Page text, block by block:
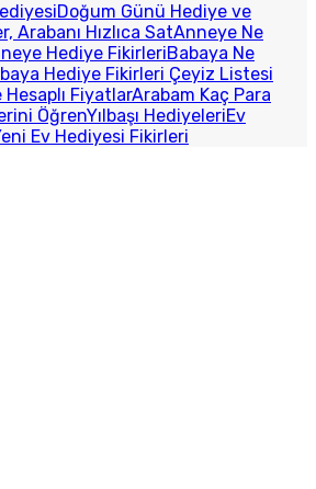
Doğum Günü Hediye ve
Arabanı Hızlıca SatAnneye Ne
Hediye FikirleriBabaya Ne
Hediye Fikirleri Çeyiz Listesi
FiyatlarArabam Kaç Para
ÖğrenYılbaşı HediyeleriEv
Ev Hediyesi Fikirleri